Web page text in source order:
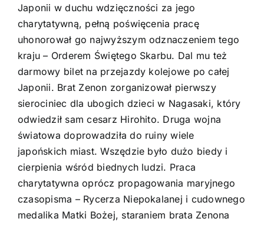
Japonii w duchu wdzięczności za jego
charytatywną, pełną poświęcenia pracę
uhonorował go najwyższym odznaczeniem tego
kraju – Orderem Świętego Skarbu. Dal mu też
darmowy bilet na przejazdy kolejowe po całej
Japonii. Brat Zenon zorganizował pierwszy
sierociniec dla ubogich dzieci w Nagasaki, który
odwiedził sam cesarz Hirohito. Druga wojna
światowa doprowadziła do ruiny wiele
japońskich miast. Wszędzie było dużo biedy i
cierpienia wśród biednych ludzi. Praca
charytatywna oprócz propagowania maryjnego
czasopisma – Rycerza Niepokalanej i cudownego
medalika Matki Bożej, staraniem brata Zenona